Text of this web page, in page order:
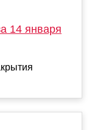
14 января